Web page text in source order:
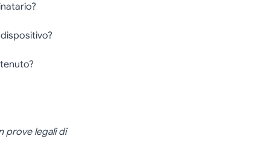
prove legali di